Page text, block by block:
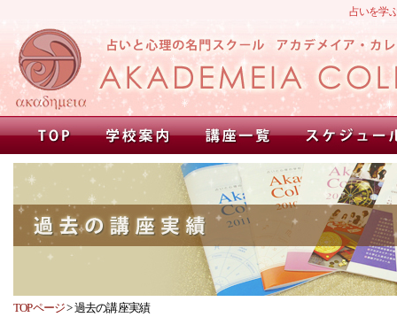
占いを学
TOPページ>過去の講座実績